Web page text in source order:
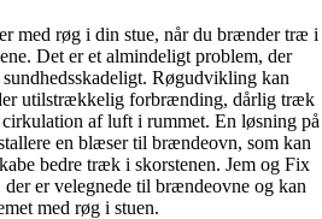
med røg i din stue, når du brænder træ i
Det er et almindeligt problem, der
Røgudvikling kan
utilstrækkelig forbrænding, dårlig træk
af luft i rummet. En løsning på
en blæser til brændeovn, som kan
bedre træk i skorstenen. Jem og Fix
er velegnede til brændeovne og kan
med røg i stuen.